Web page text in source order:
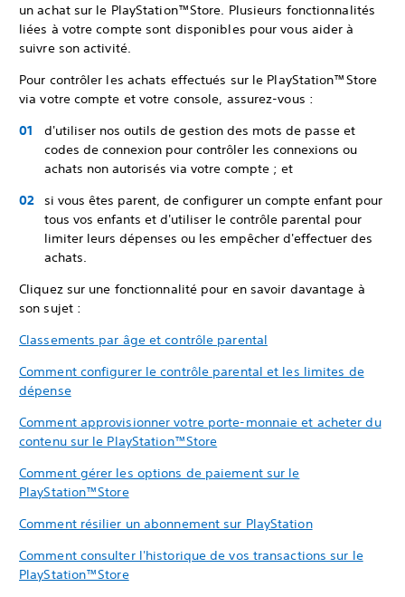
un achat sur le PlayStation™Store. Plusieurs fonctionnalités
liées à votre compte sont disponibles pour vous aider à
suivre son activité.
Pour contrôler les achats effectués sur le PlayStation™Store
via votre compte et votre console, assurez-vous :
d'utiliser nos outils de gestion des mots de passe et
codes de connexion pour contrôler les connexions ou
achats non autorisés via votre compte ; et
si vous êtes parent, de configurer un compte enfant pour
tous vos enfants et d'utiliser le contrôle parental pour
limiter leurs dépenses ou les empêcher d'effectuer des
achats.
Cliquez sur une fonctionnalité pour en savoir davantage à
son sujet :
Classements par âge et contrôle parental
Comment configurer le contrôle parental et les limites de
dépense
Comment approvisionner votre porte-monnaie et acheter du
contenu sur le PlayStation™Store
Comment gérer les options de paiement sur le
PlayStation™Store
Comment résilier un abonnement sur PlayStation
Comment consulter l'historique de vos transactions sur le
PlayStation™Store